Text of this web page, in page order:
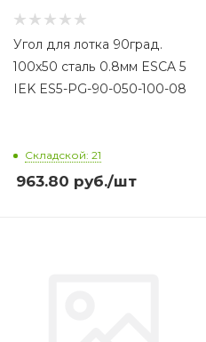
Угол для лотка 90град.
100х50 сталь 0.8мм ESCA 5
IEK ES5-PG-90-050-100-08
Складской: 21
963.80 руб./шт